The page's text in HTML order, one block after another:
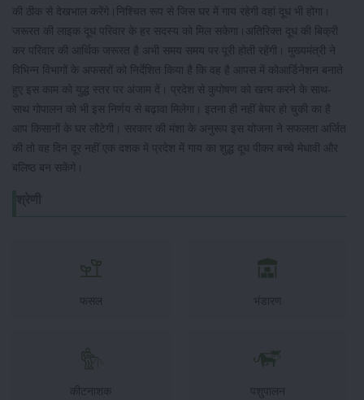
की ठीक से देखभाल करेंगे।निश्चित रूप से जिस घर में गाय रहेगी वहां दूध भी होगा।
जरूरत की लाइक दूध परिवार के हर सदस्य को मिल सकेगा।अतिरिक्त दूध की बिक्री
कर परिवार की आर्थिक जरूरत है अभी समय समय पर पूरी होती रहेंगी। मुख्यमंत्री ने
विभिन्न विभागों के अफसरों को निर्देशित किया है कि वह है आपस में कोआर्डिनेशन बनाते
हुए इस काम को युद्ध स्तर पर अंजाम दें। प्रदेश से कुपोषण को खत्म करने के साथ-
साथ गोपालन को भी इस निर्णय से बढ़ावा मिलेगा। इतना ही नहीं बेघर हो चुकी का है
आप किसानों के घर लौटेगी। सरकार की मंशा के अनुरूप इस योजना ने सफलता अर्जित
की तो वह दिन दूर नहीं एक दशक में प्रदेश में गाय का शुद्ध दूध पीकर बच्चे मेधावी और
बलिष्ठ बन सकेंगे।
फसल भंडारण
कीटनाशक पशुपालन